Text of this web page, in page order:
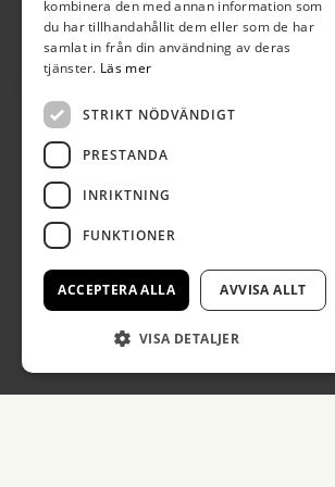
Bankgiro: 5192-4348
Swish: 123 222 02 67
© Copyright 2026 Påskön Öland, alla rättigheter
Producerad av Gota Media Brand
kombinera den med annan information som
du har tillhandahållit dem eller som de har
samlat in från din användning av deras
tjänster. Läs mer
STRIKT NÖDVÄNDIGT
PRESTANDA
INRIKTNING
FUNKTIONER
ACCEPTERA ALLA AVVISA ALLT
VISA DETALJER